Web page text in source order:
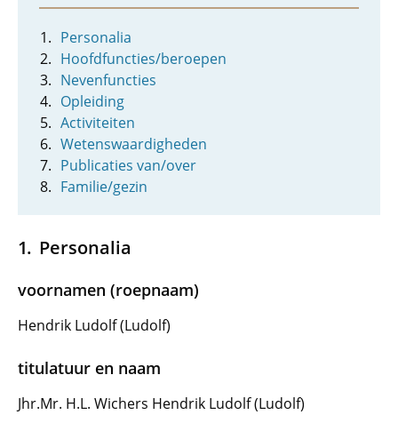
Personalia
Hoofdfuncties/beroepen
Nevenfuncties
Opleiding
Activiteiten
Wetenswaardigheden
Publicaties van/over
Familie/gezin
Personalia
voornamen (roepnaam)
Hendrik Ludolf (Ludolf)
titulatuur en naam
Jhr.Mr. H.L. Wichers Hendrik Ludolf (Ludolf)